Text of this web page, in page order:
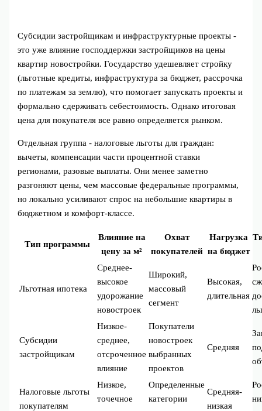
Субсидии застройщикам и инфраструктурные проекты -
это уже влияние господдержки застройщиков на цены
квартир новостройки. Государство удешевляет стройку
(льготные кредиты, инфраструктура за бюджет, рассрочка
по платежам за землю), что помогает запускать проекты и
формально сдерживать себестоимость. Однако итоговая
цена для покупателя все равно определяется рынком.
Отдельная группа - налоговые льготы для граждан:
вычеты, компенсации части процентной ставки
регионами, разовые выплаты. Они менее заметно
разгоняют цены, чем массовые федеральные программы,
но локально усиливают спрос на небольшие квартиры в
бюджетном и комфорт-классе.
Тип программы
Влияние на
цену за м²
Охват
покупателей
Нагрузка
на бюджет
Льготная ипотека
Среднее-
высокое
удорожание
новостроек
Широкий,
массовый
сегмент
Высокая,
длительная
Субсидии
застройщикам
Низкое-
среднее,
отсроченное
влияние
Покупатели
новостроек
выбранных
проектов
Средняя
Налоговые льготы
покупателям
Низкое,
точечное
Определенные
категории
Средняя-
низкая